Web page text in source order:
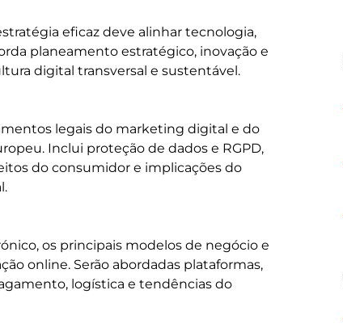
eficaz deve alinhar tecnologia,
planeamento estratégico, inovação e
digital transversal e sustentável.
legais do marketing digital e do
Inclui proteção de dados e RGPD,
do consumidor e implicações do
os principais modelos de negócio e
online. Serão abordadas plataformas,
logística e tendências do